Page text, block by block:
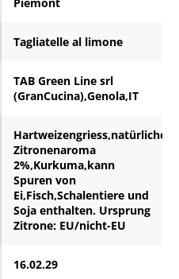
Tagliatelle al limone
TAB Green Line srl
(GranCucina),Genola,IT
Hartweizengriess,natürliches
Zitronenaroma
2%,Kurkuma,kann
Spuren von
Ei,Fisch,Schalentiere und
Soja enthalten. Ursprung
Zitrone: EU/nicht-EU
16.02.29